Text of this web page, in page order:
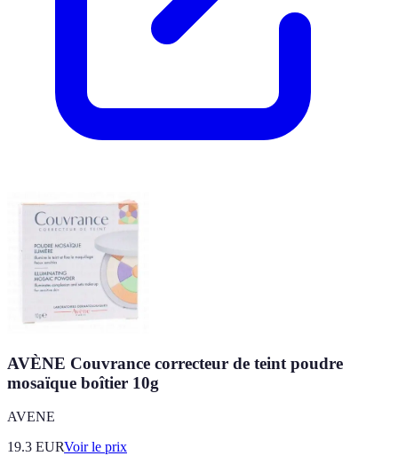
AVÈNE Couvrance correcteur de teint poudre
mosaïque boîtier 10g
AVENE
19.3 EURVoir le prix